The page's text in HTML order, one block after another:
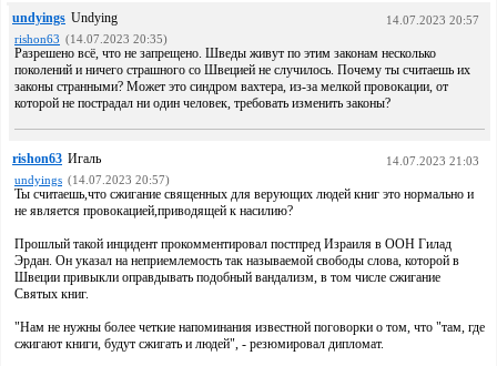
undyings Undying
14.07.2023 20:57
rishon63 (14.07.2023 20:35)
Разрешено всё, что не запрещено. Шведы живут по этим законам несколько
поколений и ничего страшного со Швецией не случилось. Почему ты считаешь их
законы странными? Может это синдром вахтера, из-за мелкой провокации, от
которой не пострадал ни один человек, требовать изменить законы?
rishon63 Игаль
14.07.2023 21:03
undyings (14.07.2023 20:57)
Ты считаешь,что сжигание священных для верующих людей книг это нормально и
не является провокацией,приводящей к насилию?
Прошлый такой инцидент прокомментировал постпред Израиля в ООН Гилад
Эрдан. Он указал на неприемлемость так называемой свободы слова, которой в
Швеции привыкли оправдывать подобный вандализм, в том числе сжигание
Святых книг.
"Нам не нужны более четкие напоминания известной поговорки о том, что "там, где
сжигают книги, будут сжигать и людей", - резюмировал дипломат.